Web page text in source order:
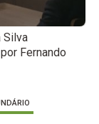
Silva
Fernando